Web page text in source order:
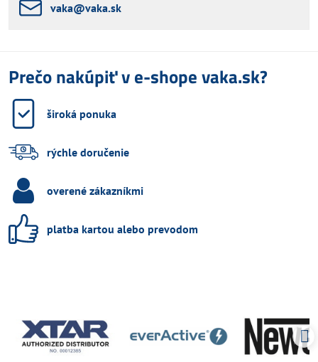
vaka​@vaka​.sk
Prečo nakúpiť v e-shope vaka.sk?
široká ponuka
rýchle doručenie
overené zákazníkmi
platba kartou alebo prevodom